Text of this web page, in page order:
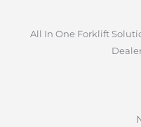
All In One Forklift